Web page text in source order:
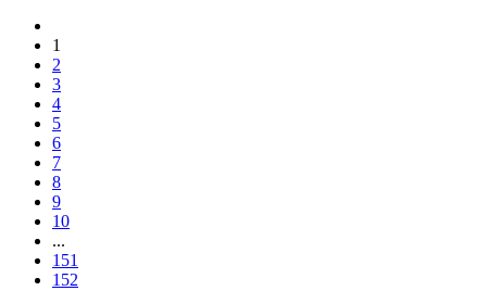
1
2
3
4
5
6
7
8
9
10
...
151
152